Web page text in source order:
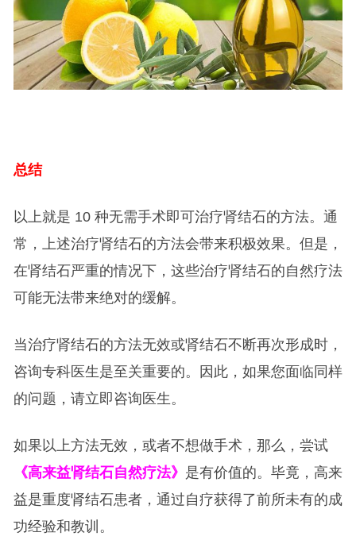
总结
以上就是 10 种无需手术即可治疗肾结石的方法。通
常，上述治疗肾结石的方法会带来积极效果。但是，
在肾结石严重的情况下，这些治疗肾结石的自然疗法
可能无法带来绝对的缓解。
当治疗肾结石的方法无效或肾结石不断再次形成时，
咨询专科医生是至关重要的。因此，如果您面临同样
的问题，请立即咨询医生。
如果以上方法无效，或者不想做手术，那么，尝试
《高来益肾结石自然疗法》 是有价值的。毕竟，高来
益是重度肾结石患者，通过自疗获得了前所未有的成
功经验和教训。